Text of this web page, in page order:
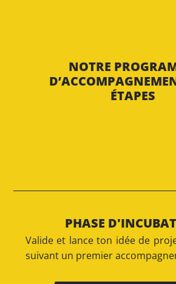
NOTRE
ÉTAPES
PHASE
Valide et lance ton idée de
suivant un premier